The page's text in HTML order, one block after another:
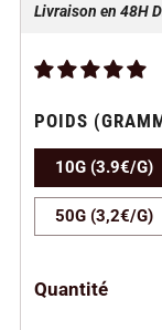
RÉGULIER
Livraison en 48H
POIDS
10G (3.9€/G)
50G (3,2€/G)
Quantité